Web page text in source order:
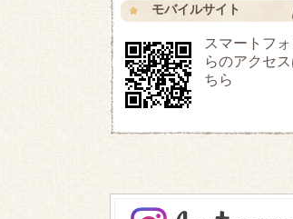
モバイルサイト
スマートフ
らのアクセス
ちら